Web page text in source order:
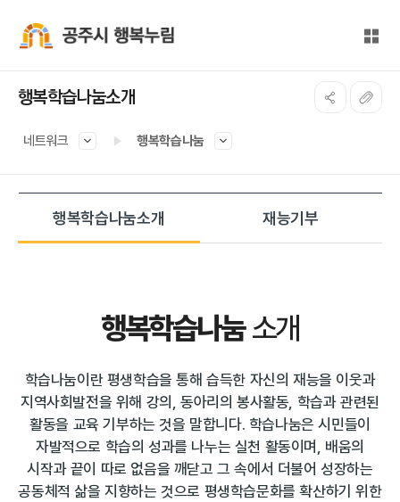
전체
행복학습나눔소개
네트워크 행복학습나눔
행복학습나눔소개 재능기부
행복학습나눔소개
학습나눔이란 평생학습을 통해 습득한 자신의 재능을 이웃과
지역사회발전을 위해 강의, 동아리의 봉사활동, 학습과 관련된
활동을 교육 기부하는 것을 말합니다. 학습나눔은 시민들이
자발적으로 학습의 성과를 나누는 실천 활동이며, 배움의
시작과 끝이 따로 없음을 깨닫고 그 속에서 더불어 성장하는
공동체적 삶을 지향하는 것으로 평생학습문화를 확산하기 위한